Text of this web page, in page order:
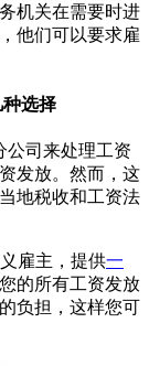
机关在需要时进
他们可以要求雇
选择
公司来处理工资
发放。然而，这
地税收和工资法
雇主，提供一
的所有工资发放
的负担，这样您可